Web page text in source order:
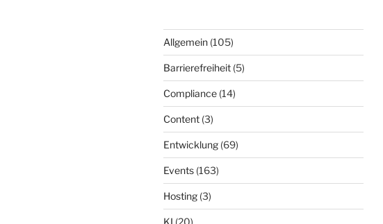
Allgemein (105)
Barrierefreiheit (5)
Compliance (14)
Content (3)
Entwicklung (69)
Events (163)
Hosting (3)